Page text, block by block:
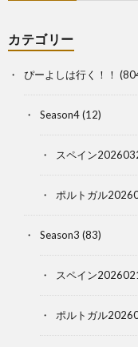
カテゴリー
ぴーよしは行く！！
Season4(12)
スペイン
ポルトガル
Season3 (83)
スペイン
ポルトガル